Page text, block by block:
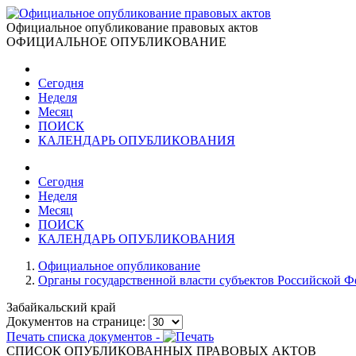
Официальное опубликование правовых актов
ОФИЦИАЛЬНОЕ ОПУБЛИКОВАНИЕ
Сегодня
Неделя
Месяц
ПОИСК
КАЛЕНДАРЬ ОПУБЛИКОВАНИЯ
Сегодня
Неделя
Месяц
ПОИСК
КАЛЕНДАРЬ ОПУБЛИКОВАНИЯ
Официальное опубликование
Органы государственной власти субъектов Российской
Забайкальский край
Документов на странице:
Печать списка документов -
СПИСОК ОПУБЛИКОВАННЫХ ПРАВОВЫХ АКТОВ